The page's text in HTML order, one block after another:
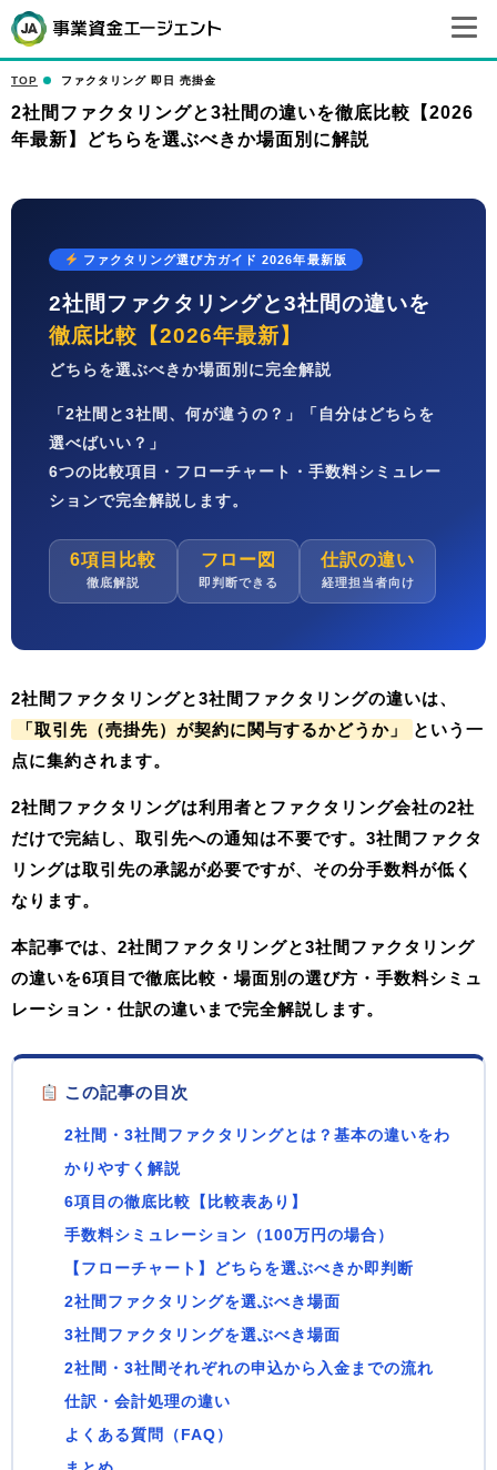
TOP ファクタリング 即日 売掛金
2社間ファクタリングと3社間の違いを徹底比較【2026
年最新】どちらを選ぶべきか場面別に解説
ファクタリング選び方ガイド 2026年最新版
2社間ファクタリングと3社間の違いを
徹底比較【2026年最新】
どちらを選ぶべきか場面別に完全解説
「2社間と3社間、何が違うの？」「自分はどちらを
選べばいい？」
6つの比較項目・フローチャート・手数料シミュレー
ションで完全解説します。
6項目比較
徹底解説
フロー図
即判断できる
仕訳の違い
経理担当者向け
2社間ファクタリングと3社間ファクタリングの違いは、
「取引先（売掛先）が契約に関与するかどうか」
という一
点に集約されます。
2社間ファクタリングは利用者とファクタリング会社の2社
だけで完結し、取引先への通知は不要です。3社間ファクタ
リングは取引先の承認が必要ですが、その分手数料が低く
なります。
本記事では、 2社間ファクタリングと3社間ファクタリング
の違いを6項目で徹底比較・場面別の選び方・手数料シミュ
レーション・仕訳の違い まで完全解説します。
この記事の目次
2社間・3社間ファクタリングとは？基本の違いをわ
かりやすく解説
6項目の徹底比較【比較表あり】
手数料シミュレーション（100万円の場合）
【フローチャート】どちらを選ぶべきか即判断
2社間ファクタリングを選ぶべき場面
3社間ファクタリングを選ぶべき場面
2社間・3社間それぞれの申込から入金までの流れ
仕訳・会計処理の違い
よくある質問（FAQ）